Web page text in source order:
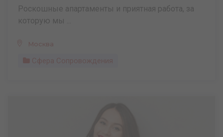
Роскошные апартаменты и приятная работа, за
которую мы ...
Москва
Сфера Сопровождения